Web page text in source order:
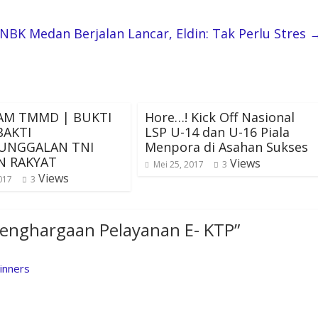
Medan Berjalan Lancar, Eldin: Tak Perlu Stres
TMMD | BUKTI
TNI
RAKYAT
3 Views
Hore…! Kick Off Nasional
LSP U-14 dan U-16 Piala
Menpora di Asahan Sukses
Mei 25, 2017 3 Views
Pelayanan E- KTP”